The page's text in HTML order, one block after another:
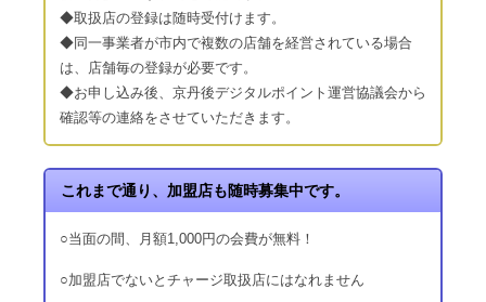
◆取扱店の登録は随時受付けます。
◆同一事業者が市内で複数の店舗を経営されている場合
は、店舗毎の登録が必要です。
◆お申し込み後、京丹後デジタルポイント運営協議会から
確認等の連絡をさせていただきます。
これまで通り、加盟店も随時募集中です。
○当面の間、月額1,000円の会費が無料！
○加盟店でないとチャージ取扱店にはなれません